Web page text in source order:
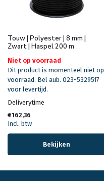
Touw | Polyester | 8 mm |
Zwart | Haspel 200 m
Niet op voorraad
Dit product is momenteel niet op
voorraad. Bel aub. 023-5329517
voor levertijd.
Deliverytime
€162,36
Incl. btw
Bekijken